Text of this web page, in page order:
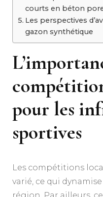
courts en béton
Les perspectives
gazon synthétique
pour les
sportives
Les compétitions
varié, ce qui
région. Par ailleurs,